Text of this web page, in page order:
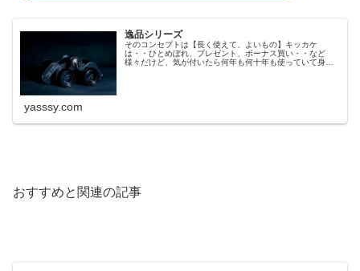
逸品シリーズ
そのコンセプトは【長く使えて、よいもの】キッカケ
は・・ひとめぼれ、プレゼント、ボーナス買い・・など
様々だけど、気が付いたら何年も何十年も使っていて身の
yasssy.com
おすすめと関連の記事